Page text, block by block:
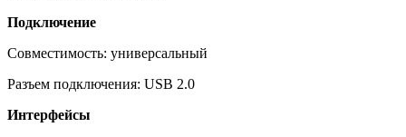
Подключение
Совместимость: универсальный
Разъем подключения: USB 2.0
Интерфейсы